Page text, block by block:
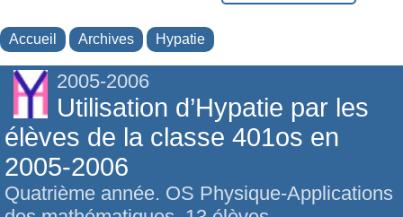
Accueil Archives Hypatie
2005-2006
Utilisation d’Hypatie par les
élèves de la classe 401os en
2005-2006
Quatrième année. OS Physique-Applications